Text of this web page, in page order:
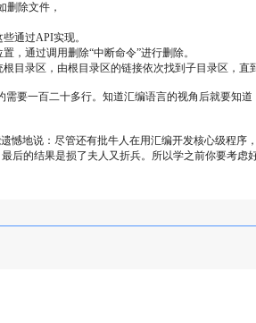
删除文件，
通过API实现。
通过调用删除“中断命令”进行删除。
录区，由根目录区的链接依次找到子目录区，直
要一百二十多行。知道汇编语言的视角后就要知
憾地说：尽管还有批牛人在用汇编开发核心级程
后的结果是损了夫人又折兵。所以学之前你要考虑